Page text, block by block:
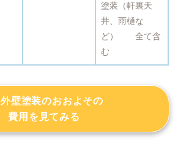
塗装（軒裏天
井、雨樋な
ど） 全て含
む
外壁塗装のおおよその
費用を見てみる